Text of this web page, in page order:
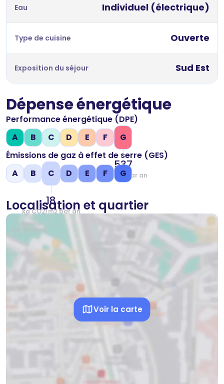
Eau Individuel (électrique)
Type de cuisine Ouverte
Exposition du séjour Sud Est
Dépense énergétique
Performance énergétique (DPE)
A
B C D E F G
537
kWh/m2 par an
Émissions de gaz à effet de serre (GES)
A
B C
18
kg CO2/m2 par an
D E F G
Localisation et quartier
Voir la carte